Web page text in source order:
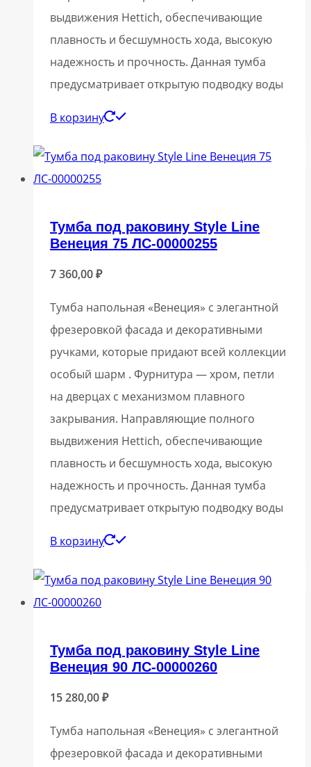
выдвижения Hettich, обеспечивающие
плавность и бесшумность хода, высокую
надежность и прочность. Данная тумба
предусматривает открытую подводку воды
В корзину
Тумба под раковину Style Line
Венеция 75 ЛС-00000255
7 360,00₽
Тумба напольная «Венеция» с элегантной
фрезеровкой фасада и декоративными
ручками, которые придают всей коллекции
особый шарм . Фурнитура — хром, петли
на дверцах с механизмом плавного
закрывания. Направляющие полного
выдвижения Hettich, обеспечивающие
плавность и бесшумность хода, высокую
надежность и прочность. Данная тумба
предусматривает открытую подводку воды
В корзину
Тумба под раковину Style Line
Венеция 90 ЛС-00000260
15 280,00₽
Тумба напольная «Венеция» с элегантной
фрезеровкой фасада и декоративными